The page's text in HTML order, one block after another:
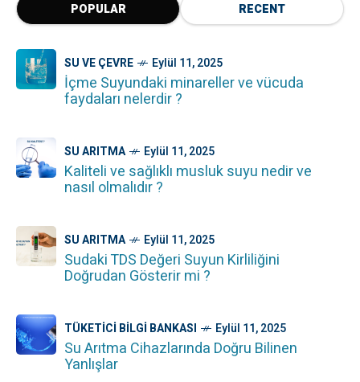
POPULAR RECENT
SU VE ÇEVRE Eylül 11, 2025
İçme Suyundaki minareller ve vücuda
faydaları nelerdir ?
SU ARITMA Eylül 11, 2025
Kaliteli ve sağlıklı musluk suyu nedir ve
nasıl olmalıdır ?
SU ARITMA Eylül 11, 2025
Sudaki TDS Değeri Suyun Kirliliğini
Doğrudan Gösterir mi ?
TÜKETICI BILGI BANKASI Eylül 11, 2025
Su Arıtma Cihazlarında Doğru Bilinen
Yanlışlar